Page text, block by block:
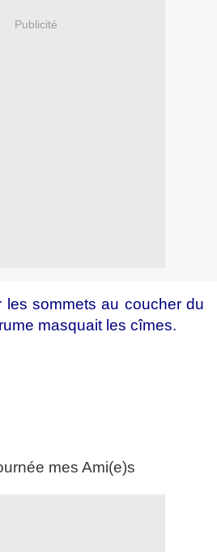
Publicité
les sommets au coucher du
masquait les cîmes.
mes Ami(e)s